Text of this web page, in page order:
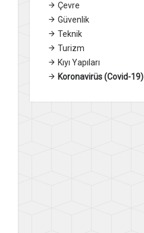
Çevre
Güvenlik
Teknik
Turizm
Kıyı Yapıları
Koronavirüs (Covid-19)